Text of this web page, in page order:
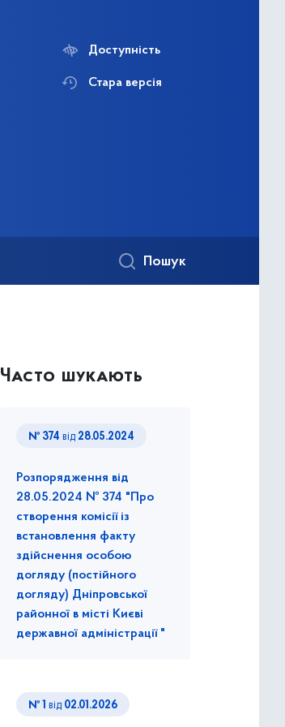
Доступність
Стара версія
Пошук
Часто шукають
№ 374 від 28.05.2024
Розпорядження від
28.05.2024 № 374 "Про
створення комісії із
встановлення факту
здійснення особою
догляду (постійного
догляду) Дніпровської
районної в місті Києві
державної адміністрації "
№ 1 від 02.01.2026